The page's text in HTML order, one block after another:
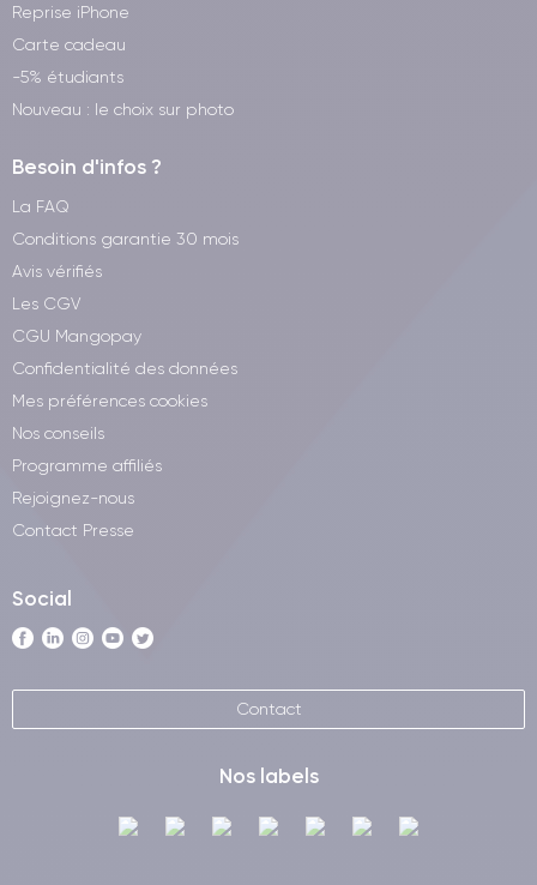
Reprise iPhone
Carte cadeau
-5% étudiants
Nouveau : le choix sur photo
Besoin d'infos ?
La FAQ
Conditions garantie 30 mois
Avis vérifiés
Les CGV
CGU Mangopay
Confidentialité des données
Mes préférences cookies
Nos conseils
Programme affiliés
Rejoignez-nous
Contact Presse
Social
Contact
Nos labels